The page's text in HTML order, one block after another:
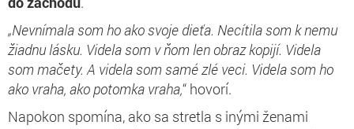
„Nevnímala som ho ako svoje dieťa. Necítila som k nemu
žiadnu lásku. Videla som v ňom len obraz kopijí. Videla
som mačety. A videla som samé zlé veci. Videla som ho
ako vraha, ako potomka vraha,“ hovorí.
Napokon spomína, ako sa stretla s inými ženami